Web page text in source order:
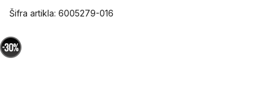
Šifra artikla: 6005279-016